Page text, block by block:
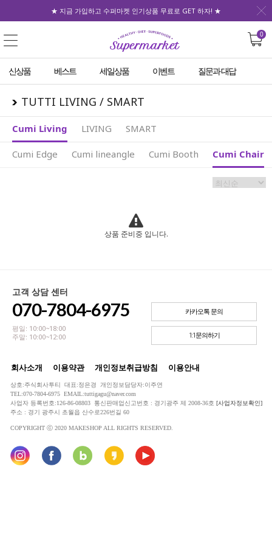
★ 지금 가입하고 수퍼마켓 인기상품 무료로 GET 하자! ★
0
신상품 베스트 세일상품 이벤트 질문과 대답
TUTTI LIVING / SMART
Cumi Living LIVING SMART
Cumi Edge Cumi lineangle Cumi Booth Cumi Chair
상품 준비중 입니다.
고객 상담 센터
070-7804-6975
평일: 10:00~18:00
주말: 10:00~12:00
카카오톡 문의
1:1문의하기
회사소개 이용약관 개인정보취급방침 이용안내
상호:주식회사투티 대표:정은경 개인정보담당자:이주연
TEL:070-7804-6975 EMAIL:tuttigagu@naver.com
사업자 등록번호:126-86-08803 통신판매업신고번호 : 경기광주 제 2008-36호 [사업자정보확인]
주소 : 경기 광주시 초월읍 산수로226번길 60
COPYRIGHT ⓒ 2020 MAKESHOP ALL RIGHTS RESERVED.